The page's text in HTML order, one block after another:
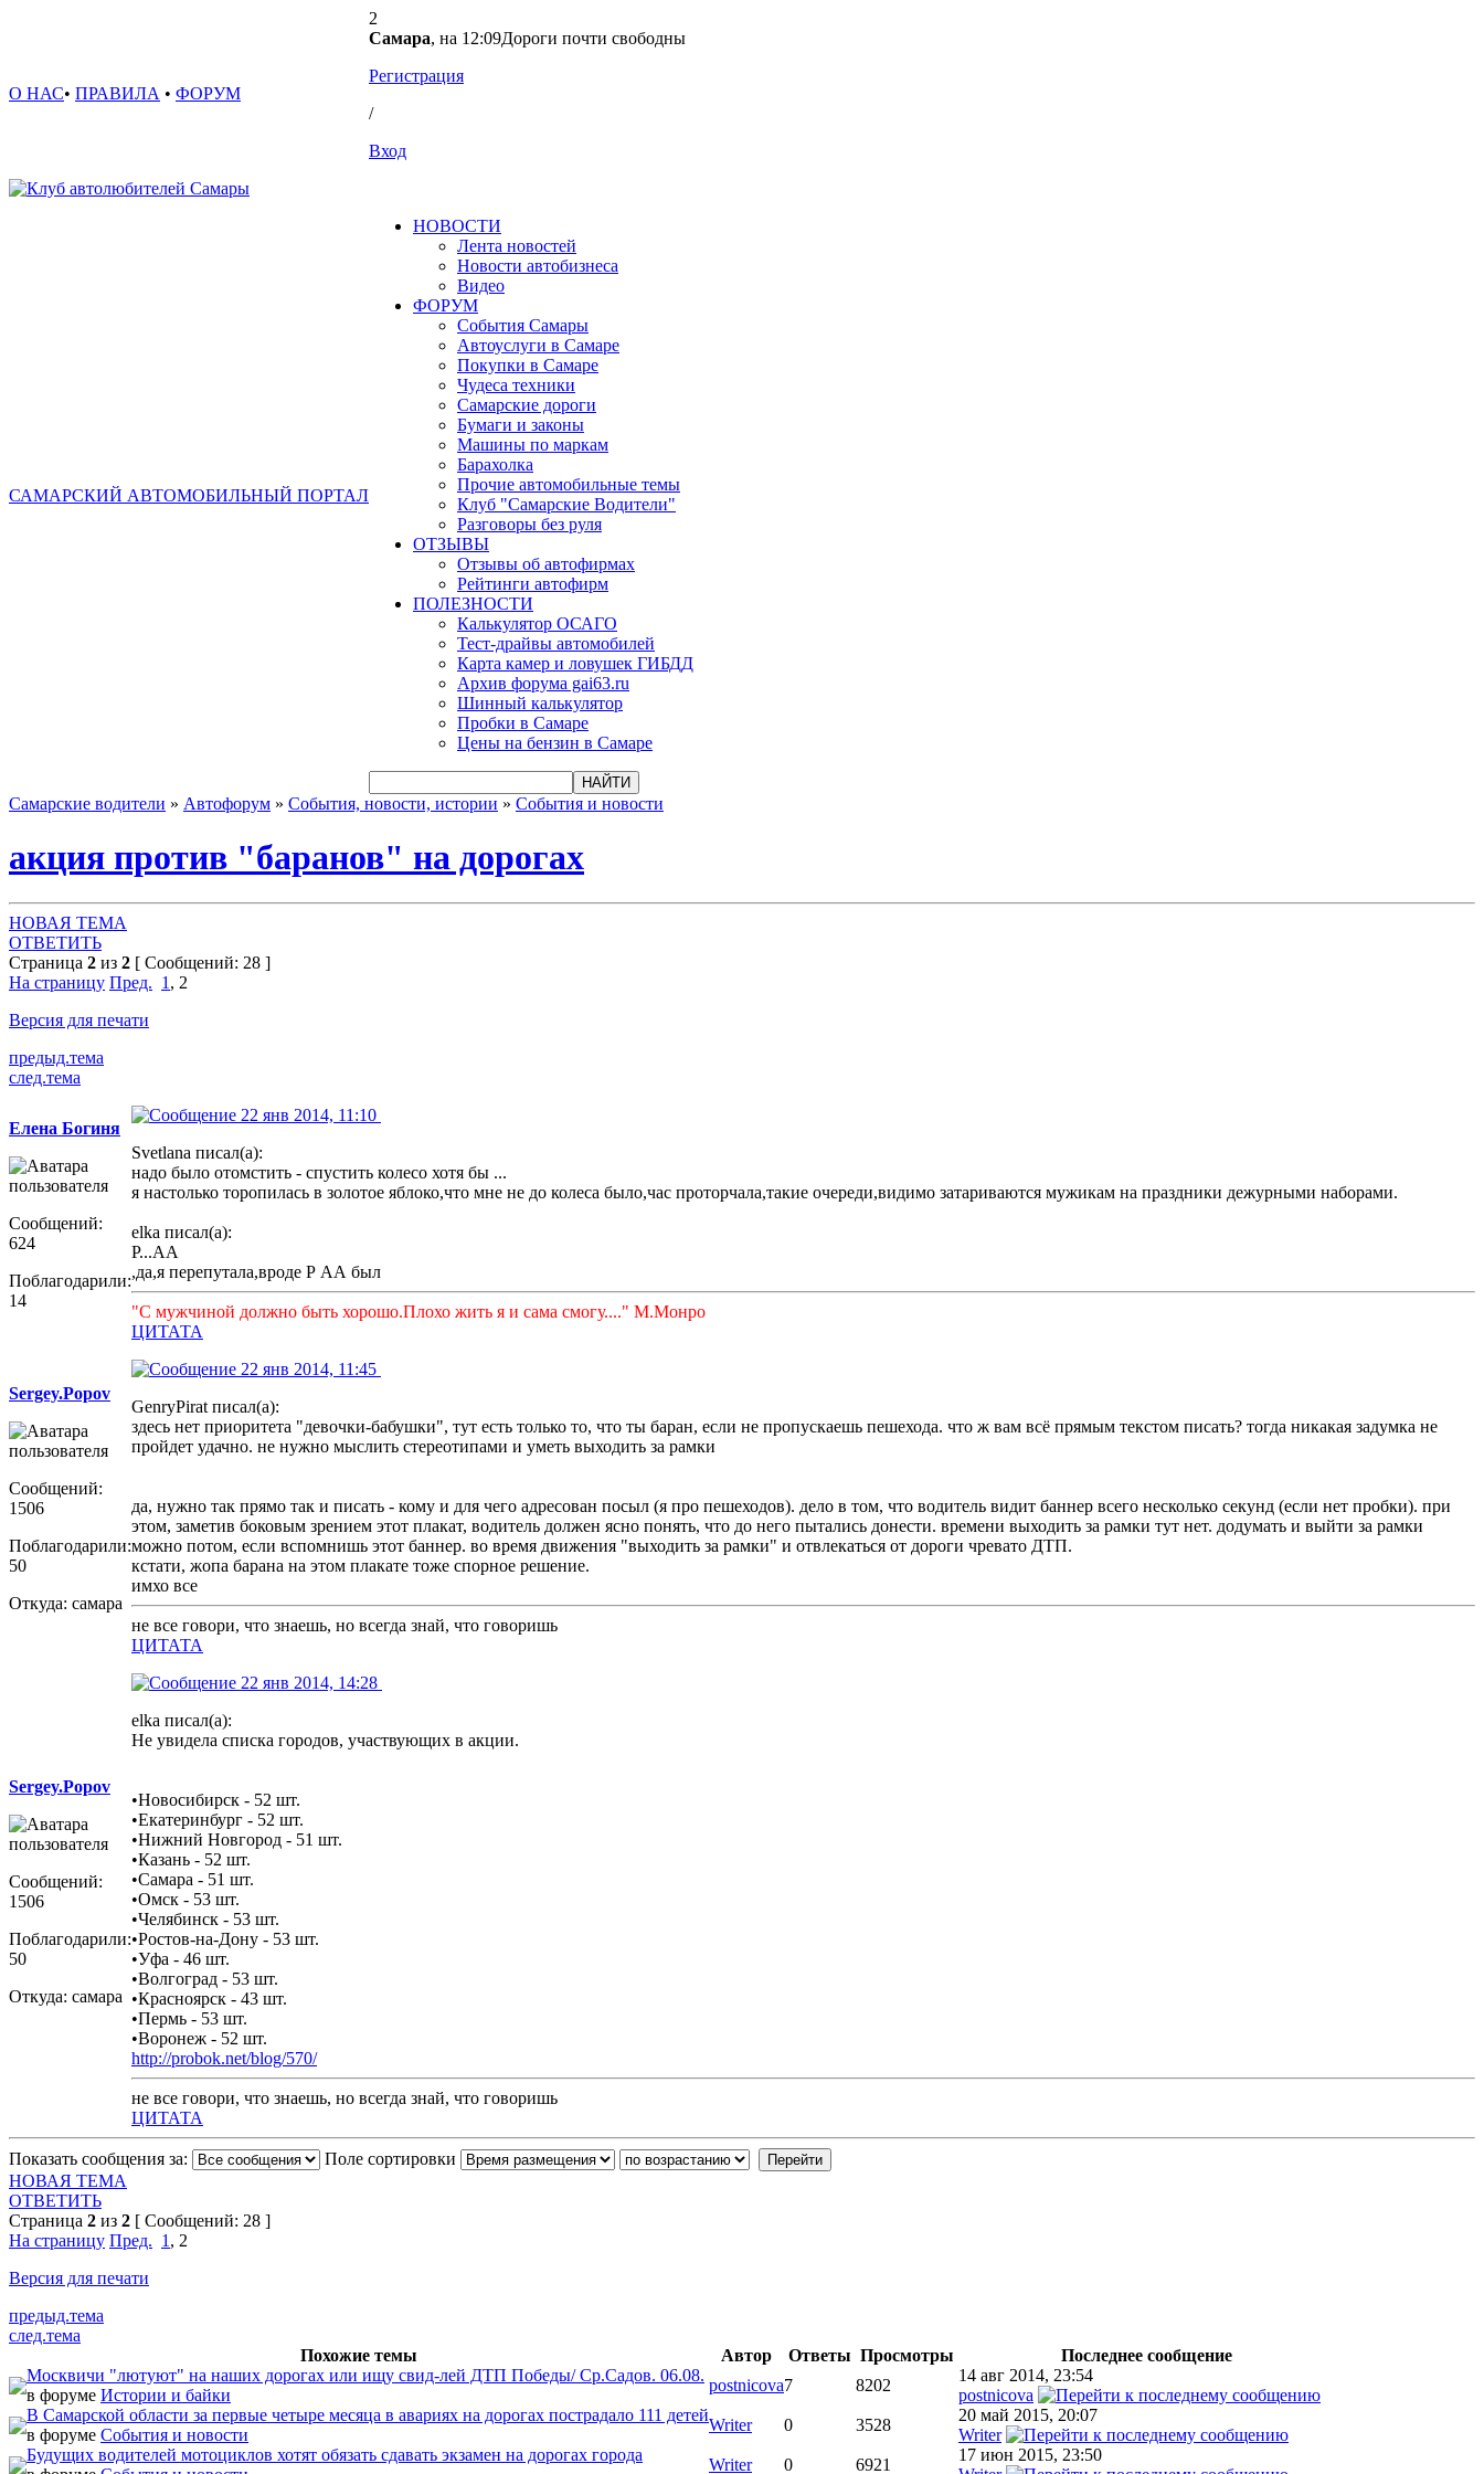
О НАС• ПРАВИЛА • ФОРУМ
2
Самара, на 12:09Дороги почти свободны
Регистрация
/
Вход
САМАРСКИЙ АВТОМОБИЛЬНЫЙ ПОРТАЛ
НОВОСТИ
Лента новостей
Новости автобизнеса
Видео
ФОРУМ
События Самары
Автоуслуги в Самаре
Покупки в Самаре
Чудеса техники
Самарские дороги
Бумаги и законы
Машины по маркам
Барахолка
Прочие автомобильные темы
Клуб "Самарские Водители"
Разговоры без руля
ОТЗЫВЫ
Отзывы об автофирмах
Рейтинги автофирм
ПОЛЕЗНОСТИ
Калькулятор ОСАГО
Тест-драйвы автомобилей
Карта камер и ловушек ГИБДД
Архив форума gai63.ru
Шинный калькулятор
Пробки в Самаре
Цены на бензин в Самаре
Самарские водители » Автофорум » События, новости, истории » События и новости
акция против "баранов" на дорогах
НОВАЯ ТЕМА
ОТВЕТИТЬ
Страница 2 из 2 [ Сообщений: 28 ]
На страницу Пред. 1 , 2
Версия для печати
предыд.тема
след.тема
Елена Богиня
Сообщений:
624
Поблагодарили:
14
22 янв 2014, 11:10
Svetlana писал(а):
надо было отомстить - спустить колесо хотя бы ...
я настолько торопилась в золотое яблоко,что мне не до колеса было,час проторчала,такие очереди,видимо затариваются мужикам на праздники дежурными наборами.
elka писал(а):
Р...АА
,да,я перепутала,вроде Р АА был
"С мужчиной должно быть хорошо.Плохо жить я и сама смогу...." М.Монро
ЦИТАТА
Sergey.Popov
Сообщений:
1506
Поблагодарили:
50
Откуда: самара
22 янв 2014, 11:45
GenryPirat писал(а):
здесь нет приоритета "девочки-бабушки", тут есть только то, что ты баран, если не пропускаешь пешехода. что ж вам всё прямым текстом писать? тогда никакая задумка не
пройдет удачно. не нужно мыслить стереотипами и уметь выходить за рамки
да, нужно так прямо так и писать - кому и для чего адресован посыл (я про пешеходов). дело в том, что водитель видит баннер всего несколько секунд (если нет пробки). при
этом, заметив боковым зрением этот плакат, водитель должен ясно понять, что до него пытались донести. времени выходить за рамки тут нет. додумать и выйти за рамки
можно потом, если вспомнишь этот баннер. во время движения "выходить за рамки" и отвлекаться от дороги чревато ДТП.
кстати, жопа барана на этом плакате тоже спорное решение.
имхо все
не все говори, что знаешь, но всегда знай, что говоришь
ЦИТАТА
Sergey.Popov
Сообщений:
1506
Поблагодарили:
50
Откуда: самара
22 янв 2014, 14:28
elka писал(а):
Не увидела списка городов, участвующих в акции.
•Новосибирск - 52 шт.
•Екатеринбург - 52 шт.
•Нижний Новгород - 51 шт.
•Казань - 52 шт.
•Самара - 51 шт.
•Омск - 53 шт.
•Челябинск - 53 шт.
•Ростов-на-Дону - 53 шт.
•Уфа - 46 шт.
•Волгоград - 53 шт.
•Красноярск - 43 шт.
•Пермь - 53 шт.
•Воронеж - 52 шт.
http://probok.net/blog/570/
не все говори, что знаешь, но всегда знай, что говоришь
ЦИТАТА
Показать сообщения за:
Поле сортировки
НОВАЯ ТЕМА
ОТВЕТИТЬ
Страница 2 из 2 [ Сообщений: 28 ]
На страницу Пред. 1 , 2
Версия для печати
предыд.тема
след.тема
Похожие темы
Автор Ответы Просмотры
Последнее сообщение
Москвичи "лютуют" на наших дорогах или ищу свид-лей ДТП Победы/ Ср.Садов. 06.08.
в форуме Истории и байки
postnicova7 8202
14 авг 2014, 23:54
postnicova
В Самарской области за первые четыре месяца в авариях на дорогах пострадало 111 детей
в форуме События и новости
Writer 0 3528
20 май 2015, 20:07
Writer
Будущих водителей мотоциклов хотят обязать сдавать экзамен на дорогах города
Writer 0 6921
17 июн 2015, 23:50